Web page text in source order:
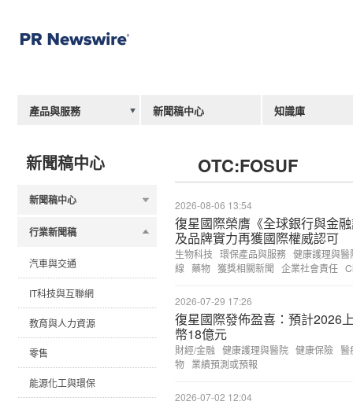
新聞稿中心
新聞稿中心
行業新聞稿
汽車與交通
IT科技與互聯網
教育與人力資源
零售
能源化工與環保
OTC:FOSUF
2026-08-06 13:54
復星國際榮膺《全球銀行與金
及品牌實力再獲國際權威認可
生物科技 環保產品與服務 健康護理與醫
線 藥物 獲獎相關新聞 企業社會責任
2026-07-29 17:26
復星國際發佈盈喜：預計2026
幣18億元
財經/金融 健康護理與醫院 健康保險 醫
物 業績預測或預報
2026-07-02 12:04
產品與服務 新聞稿中心 知識庫